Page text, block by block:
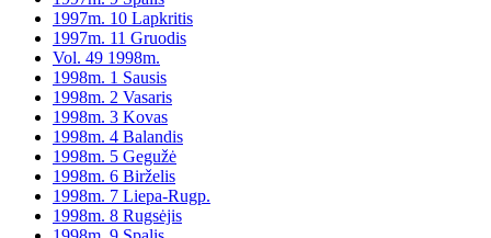
1997m. 10 Lapkritis
1997m. 11 Gruodis
Vol. 49 1998m.
1998m. 1 Sausis
1998m. 2 Vasaris
1998m. 3 Kovas
1998m. 4 Balandis
1998m. 5 Gegužė
1998m. 6 Birželis
1998m. 7 Liepa-Rugp.
1998m. 8 Rugsėjis